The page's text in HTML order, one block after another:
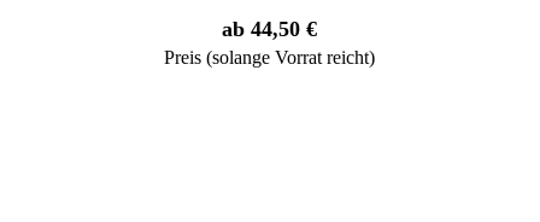
ab 44,50 €
Preis (solange Vorrat reicht)